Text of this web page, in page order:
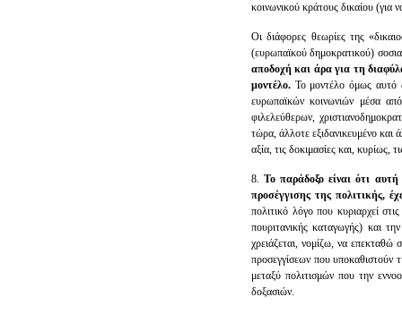
κοινωνικού κράτους δικαίου (για
Οι διάφορες θεωρίες της
(ευρωπαϊκού δημοκρατικού)
αποδοχή και άρα για τη
μοντέλο. Το μοντέλο όμως αυτό
ευρωπαϊκών κοινωνιών μέσα
φιλελεύθερων,
τώρα, άλλοτε εξιδανικευμένο και
αξία, τις δοκιμασίες και, κυρίως,
8.Το παράδοξο είναι ότι
προσέγγισης της πολιτικής,
πολιτικό λόγο που κυριαρχεί
πουριτανικής καταγωγής) και
χρειάζεται, νομίζω, να επεκταθώ
προσεγγίσεων που υποκαθιστούν
μεταξύ πολιτισμών που την
δοξασιών.